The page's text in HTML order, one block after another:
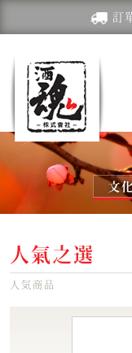
訂
人氣之選
人気商品